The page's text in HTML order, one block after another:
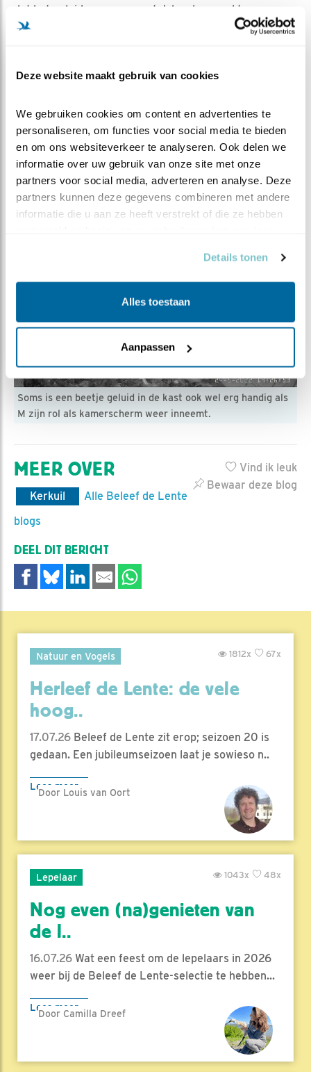
Deze website maakt gebruik van cookies
We gebruiken cookies om content en advertenties te
personaliseren, om functies voor social media te bieden
en om ons websiteverkeer te analyseren. Ook delen we
informatie over uw gebruik van onze site met onze
partners voor social media, adverteren en analyse. Deze
partners kunnen deze gegevens combineren met andere
informatie die u aan ze heeft verstrekt of die ze hebben
Details tonen
Alles toestaan
Aanpassen
dat het geluid opeens een stuk harder werd toen er
eenmaal een wat groter gaatje in het ei was ontstaan.
geworden…. HALLO, IK KOM ERAAN !!
Dus als je morgenvroeg een gekookt eitje bij je ontbijt
hebt, tokkel er maar eens tegen. Je zal raar opkijken
als ie terug begint te riedelen. Je ontbijtpartner kijkt
sowieso al fronzend, maar dat was omdat jij tegen een
ei zat te tokkelen.
Soms is een beetje geluid in de kast ook wel erg handig als
M zijn rol als kamerscherm weer inneemt.
Vind ik leuk
Bewaar deze blog
MEER OVER
Kerkuil
Alle Beleef de Lente
blogs
DEEL DIT BERICHT
Natuur en Vogels 67x
1812x
Herleef de Lente: de vele
hoog..
17.07.26 Beleef de Lente zit erop; seizoen 20 is
gedaan. Een jubileumseizoen laat je sowieso n..
Lees meer
Door Louis van Oort
Lepelaar 48x
1043x
Nog even (na)genieten van
de l..
16.07.26 Wat een feest om de lepelaars in 2026
weer bij de Beleef de Lente-selectie te hebben...
Lees meer
Door Camilla Dreef